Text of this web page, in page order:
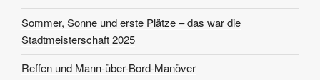
Sommer, Sonne und erste Plätze – das war die
Stadtmeisterschaft 2025
Reffen und Mann-über-Bord-Manöver